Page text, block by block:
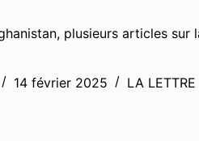
plusieurs articles sur
14 février 2025 LA LETTRE